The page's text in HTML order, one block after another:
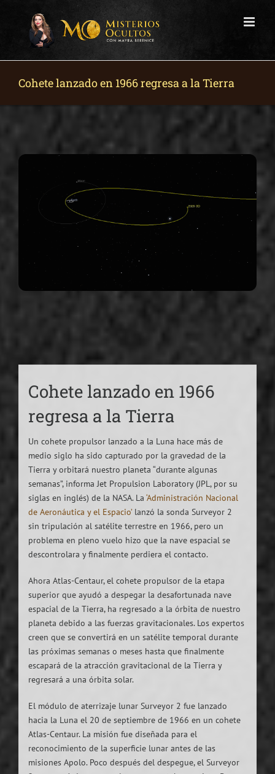
Cohete lanzado en 1966 regresa a la Tierra
Cohete lanzado en 1966
regresa a la Tierra
Un cohete propulsor lanzado a la Luna hace más de
medio siglo ha sido capturado por la gravedad de la
Tierra y orbitará nuestro planeta “durante algunas
semanas”, informa Jet Propulsion Laboratory (JPL, por su
siglas en inglés) de la NASA. La ‘Administración Nacional
de Aeronáutica y el Espacio’lanzó la sonda Surveyor 2
sin tripulación al satélite terrestre en 1966, pero un
problema en pleno vuelo hizo que la nave espacial se
descontrolara y finalmente perdiera el contacto.
Ahora Atlas-Centaur, el cohete propulsor de la etapa
superior que ayudó a despegar la desafortunada nave
espacial de la Tierra, ha regresado a la órbita de nuestro
planeta debido a las fuerzas gravitacionales. Los expertos
creen que se convertirá en un satélite temporal durante
las próximas semanas o meses hasta que finalmente
escapará de la atracción gravitacional de la Tierra y
regresará a una órbita solar.
El módulo de aterrizaje lunar Surveyor 2 fue lanzado
hacia la Luna el 20 de septiembre de 1966 en un cohete
Atlas-Centaur. La misión fue diseñada para el
reconocimiento de la superficie lunar antes de las
misiones Apolo. Poco después del despegue, el Surveyor